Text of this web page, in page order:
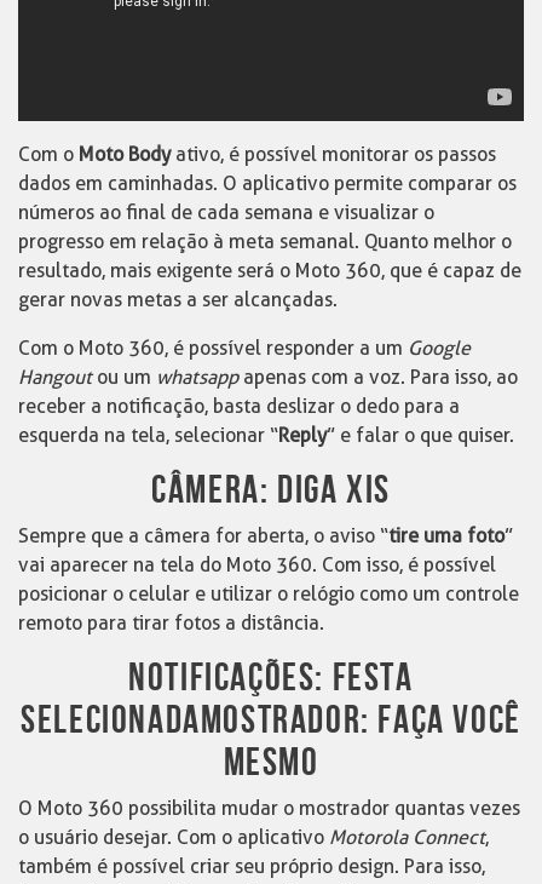
Com o Moto Bodyativo, é possível monitorar os passos
dados em caminhadas. O aplicativo permite comparar os
números ao final de cada semana e visualizar o
progresso em relação à meta semanal. Quanto melhor o
resultado, mais exigente será o Moto 360, que é capaz de
gerar novas metas a ser alcançadas.
Com o Moto 360, é possível responder a um Google
Hangoutou um whatsappapenas com a voz. Para isso, ao
receber a notificação, basta deslizar o dedo para a
esquerda na tela, selecionar “Reply” e falar o que quiser.
CÂMERA: DIGA XIS
Sempre que a câmera for aberta, o aviso “tire uma foto”
vai aparecer na tela do Moto 360. Com isso, é possível
posicionar o celular e utilizar o relógio como um controle
remoto para tirar fotos a distância.
NOTIFICAÇÕES: FESTA
SELECIONADAMOSTRADOR: FAÇA VOCÊ
MESMO
O Moto 360 possibilita mudar o mostrador quantas vezes
o usuário desejar. Com o aplicativo Motorola Connect,
também é possível criar seu próprio design. Para isso,